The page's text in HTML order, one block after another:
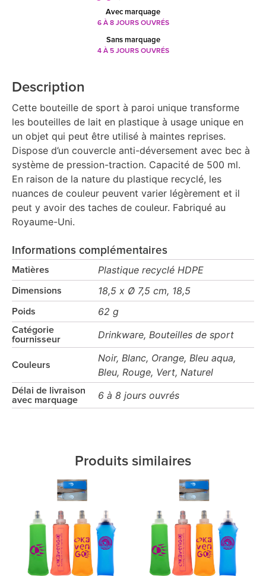
Avec marquage
6 À 8 JOURS OUVRÉS
Sans marquage
4 À 5 JOURS OUVRÉS
Description
Cette bouteille de sport à paroi unique transforme
les bouteilles de lait en plastique à usage unique en
un objet qui peut être utilisé à maintes reprises.
Dispose d’un couvercle anti-déversement avec bec à
système de pression-traction. Capacité de 500 ml.
En raison de la nature du plastique recyclé, les
nuances de couleur peuvent varier légèrement et il
peut y avoir des taches de couleur. Fabriqué au
Royaume-Uni.
Informations complémentaires
Matières Plastique recyclé HDPE
Dimensions 18,5 x Ø 7,5 cm, 18,5
Poids 62 g
Catégorie
fournisseur
Drinkware, Bouteilles de sport
Couleurs
Noir, Blanc, Orange, Bleu aqua,
Bleu, Rouge, Vert, Naturel
Délai de livraison
avec marquage
6 à 8 jours ouvrés
Produits similaires